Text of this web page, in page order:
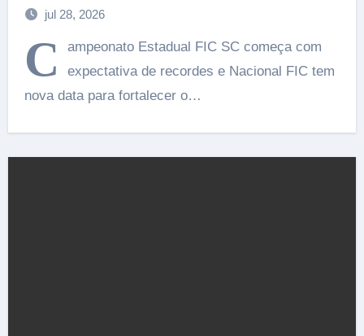
jul 28, 2026
C
ampeonato Estadual FIC SC começa com
expectativa de recordes e Nacional FIC tem
nova data para fortalecer o…